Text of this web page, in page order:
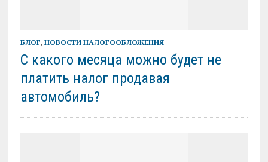
БЛОГ, НОВОСТИ НАЛОГООБЛОЖЕНИЯ
С какого месяца можно будет не
платить налог продавая
автомобиль?